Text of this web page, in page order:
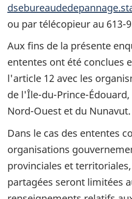
ou par télécopieur au 613-
Aux fins de la présente
ententes ont été conclues
l'article 12 avec les
de l'Île-du-Prince-
Nord-Ouest et du Nunavut.
Dans le cas des ententes
organisations
provinciales et
partagées seront limitées